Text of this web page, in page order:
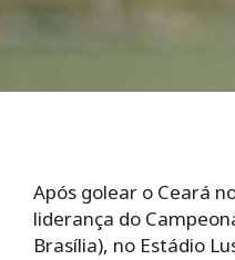
Após golear o Ceará
liderança do
Brasília), no Estádio